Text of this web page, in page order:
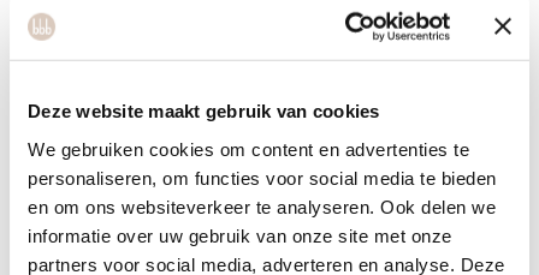
Deze website maakt gebruik van cookies
We gebruiken cookies om content en advertenties te
personaliseren, om functies voor social media te bieden
en om ons websiteverkeer te analyseren. Ook delen we
informatie over uw gebruik van onze site met onze
partners voor social media, adverteren en analyse. Deze
starten met sporten en op je voeding letten, zorgt ervoor dat
je snel weer back in shape bent. Wij bieden programma’s
kunnen worden ingezet (of zelfs eerder als je fit bent). Ook
besteden we hier aandacht aan food & mind. Zo kom jij op
een veilige en gezonde manier weer back in shape!
Ook niet onbelangrijk: jij als fonkelnieuwe mama mag je kleintje
meenemen naar bbbop daarvoor in het rooster aangewezen tijden